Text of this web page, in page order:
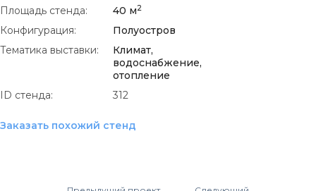
Площадь стенда:
40 м2
Конфигурация:
Полуостров
Тематика выставки:
Климат,
водоснабжение,
отопление
ID стенда:
312
Заказать похожий стенд